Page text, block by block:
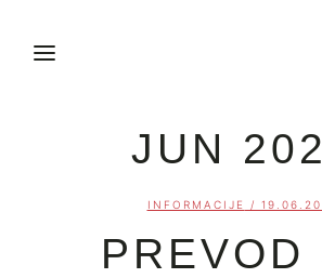
JUN
INFORMACIJE /
PREVOD